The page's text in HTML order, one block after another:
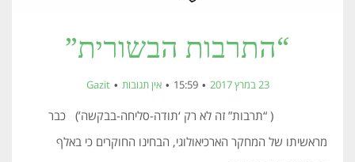
“התרבות הבשורית”
23 במרץ 2017 15:59 אין תגובות Gazit
( “תרבות” זה לא רק ‘תודה-סליחה-בבקשה’) כבר
מראשיתו של המחקר הארכיאולוגי, הבחינו החוקרים כי באלף